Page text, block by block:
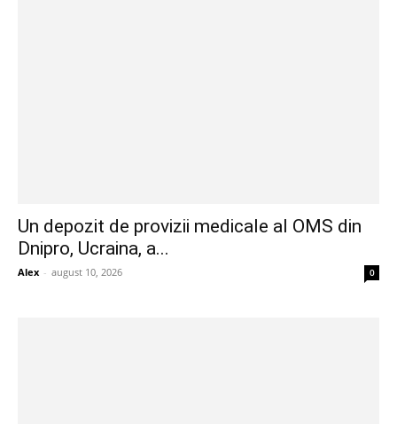
Un depozit de provizii medicale al OMS din
Dnipro, Ucraina, a...
Alex - august 10, 2026 0